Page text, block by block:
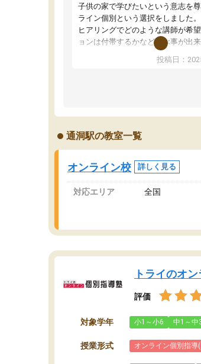
子供の家で学びたいという意志を
ライン個別という選択をしました。
ヒアリングでどのような講師が希
ョンは付帯するかなど選ぶ事が出来
講師とのマッチング後講師との初回
グを行い、その講師で良いか他の
オンラインツールを使用した単語帳
り宿題もそちらで出される形でし
2ヶ月で担当講師の方がお辞めにな
講師変更の申し出があり、あまりに
更だった為、塾に通う事にして退
遅れも取り戻せ、授業内容や講師の
投稿日：
通洞駅の教室一覧
オンライン校 詳しく見る
対応エリア 全国
トライのオ
評価
対象学年 小1～小6 中1～中
授業形式 オンライン個別指導